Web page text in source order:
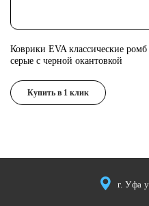
Коврики EVA классические ромб
серые с черной окантовкой
Купить в 1 клик
г. Уфа